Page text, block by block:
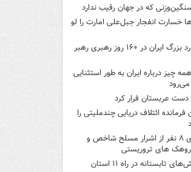
که در جهان رقیب ندارد
خسارت انفجار جبل‌علی امارت را لو
۶ دستاورد بزرگ ایران در ۱۶۰ روز رهبری رهبر
چیز درباره ایران به طور استثنایی
دست عربستان فرار کرد
فرمانده ائتلاف دریایی چندملیتی را
دستگیری ۸ نفر از اشرار مسلح شاخص و
های تروریستی
تابستانه در راه ۱۱ استان